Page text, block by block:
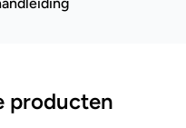
producten